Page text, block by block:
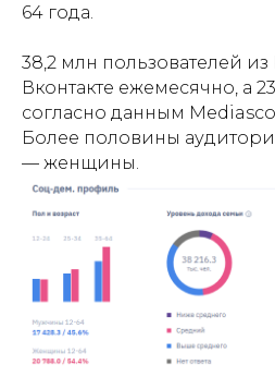
64 года.
38,2 млн пользователей из
Вконтакте ежемесячно, а
согласно данным
Более половины
— женщины.